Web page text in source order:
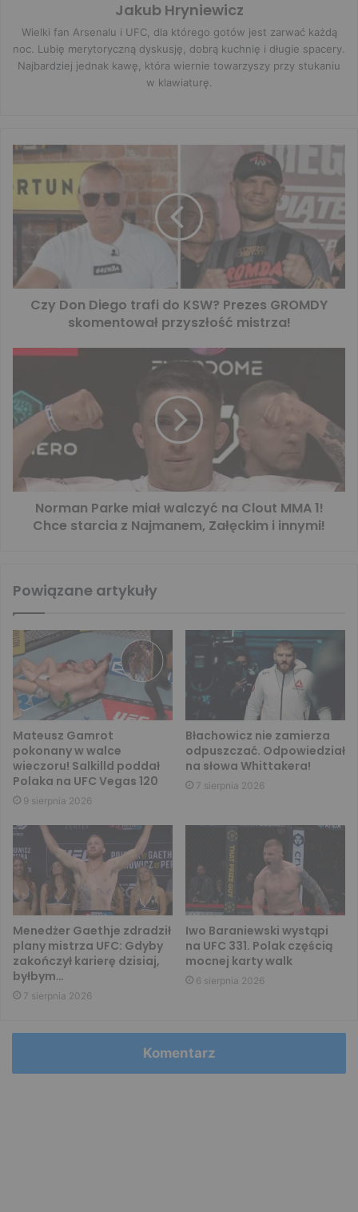
Jakub Hryniewicz
Wielki fan Arsenalu i UFC, dla którego gotów jest zarwać każdą
noc. Lubię merytoryczną dyskusję, dobrą kuchnię i długie spacery.
Najbardziej jednak kawę, która wiernie towarzyszy przy stukaniu
w klawiaturę.
Czy Don Diego trafi do KSW? Prezes GROMDY
skomentował przyszłość mistrza!
Norman Parke miał walczyć na Clout MMA 1!
Chce starcia z Najmanem, Załęckim i innymi!
Powiązane artykuły
Mateusz Gamrot
pokonany w walce
wieczoru! Salkilld poddał
Polaka na UFC Vegas 120
9 sierpnia 2026
Błachowicz nie zamierza
odpuszczać. Odpowiedział
na słowa Whittakera!
7 sierpnia 2026
Menedżer Gaethje zdradził
plany mistrza UFC: Gdyby
zakończył karierę dzisiaj,
byłbym…
7 sierpnia 2026
Iwo Baraniewski wystąpi
na UFC 331. Polak częścią
mocnej karty walk
6 sierpnia 2026
Komentarz